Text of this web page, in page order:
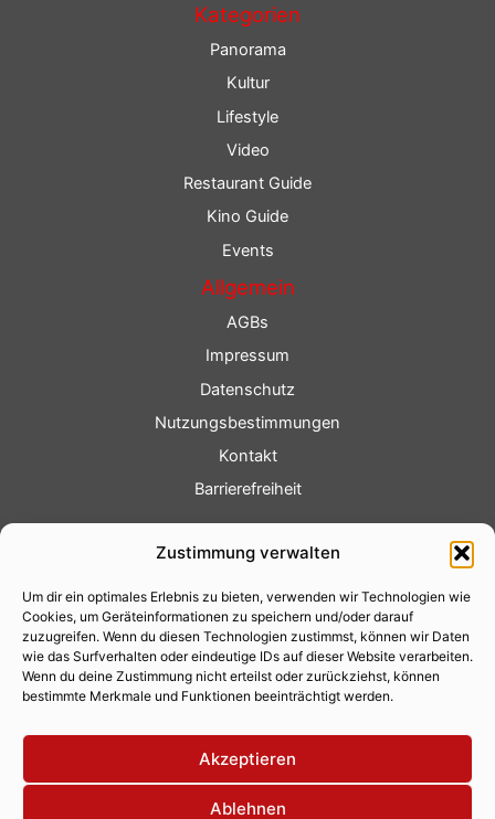
Zustimmung verwalten
Um dir ein optimales Erlebnis zu bieten, verwenden wir Technologien wie
Cookies, um Geräteinformationen zu speichern und/oder darauf
zuzugreifen. Wenn du diesen Technologien zustimmst, können wir Daten
wie das Surfverhalten oder eindeutige IDs auf dieser Website verarbeiten.
Wenn du deine Zustimmung nicht erteilst oder zurückziehst, können
bestimmte Merkmale und Funktionen beeinträchtigt werden.
Akzeptieren
Ablehnen
Kategorien
Panorama
Kultur
Lifestyle
Video
Restaurant Guide
Kino Guide
Events
Allgemein
AGBs
Impressum
Datenschutz
Nutzungsbestimmungen
Kontakt
Barrierefreiheit
Fotoservice
Videoservice
Werbung
Contenterstellung
Lokalnachrichten
Lokalfernsehen